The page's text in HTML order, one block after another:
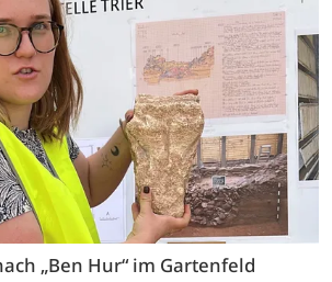
„Ben Hur“ im Gartenfeld